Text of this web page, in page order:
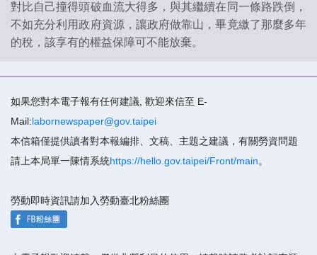
對比自己撞得頭破血流大得多，與其繼續在同一條路跌倒，
不如充分利用政府資源，讓政府做靠山，畢竟繳了那麼多年
的稅，該享有的權益保障可不能放棄。
如果您對本電子報有任何建議, 歡迎來信至 E-
Mail:labornewspaper@gov.taipei
本信箱僅提供讀者對本報編排、文稿、主題之建議，有關勞資問題
請上本局單一陳情系統https://hello.gov.taipei/Front/main。
勞動即時資訊請加入勞動臺北粉絲團